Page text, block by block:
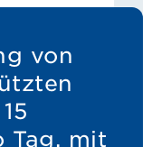
von
Tag, mit